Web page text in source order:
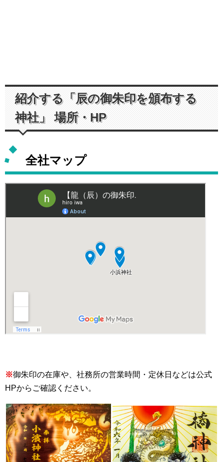
紹介する「辰の御朱印を頒布する
神社」 場所・HP
全社マップ
※御朱印の在庫や、社務所の営業時間・定休日などは公式
HPからご確認ください。